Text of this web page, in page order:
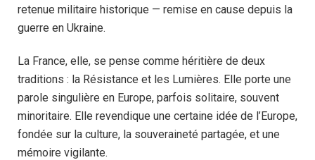
retenue militaire historique — remise en cause depuis la
guerre en Ukraine.
La France, elle, se pense comme héritière de deux
traditions : la Résistance et les Lumières. Elle porte une
parole singulière en Europe, parfois solitaire, souvent
minoritaire. Elle revendique une certaine idée de l’Europe,
fondée sur la culture, la souveraineté partagée, et une
mémoire vigilante.